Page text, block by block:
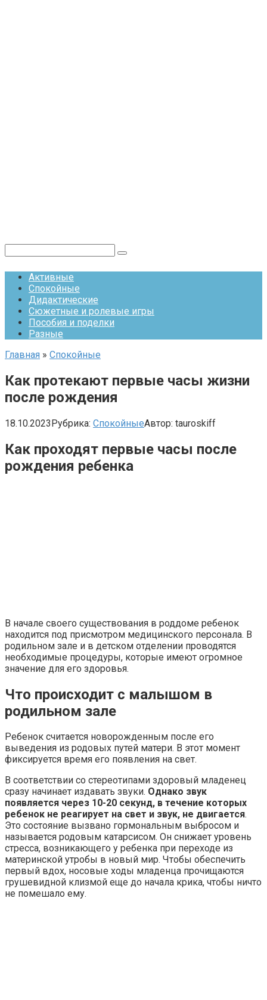
Активные
Спокойные
Дидактические
Сюжетные и ролевые игры
Пособия и поделки
Разные
Главная » Спокойные
Как протекают первые часы жизни
после рождения
18.10.2023Рубрика: СпокойныеАвтор: tauroskiff
Как проходят первые часы после
рождения ребенка
В начале своего существования в роддоме ребенок
находится под присмотром медицинского персонала. В
родильном зале и в детском отделении проводятся
необходимые процедуры, которые имеют огромное
значение для его здоровья.
Что происходит с малышом в
родильном зале
Ребенок считается новорожденным после его
выведения из родовых путей матери. В этот момент
фиксируется время его появления на свет.
В соответствии со стереотипами здоровый младенец
сразу начинает издавать звуки. Однако звук
появляется через 10-20 секунд, в течение которых
ребенок не реагирует на свет и звук, не двигается.
Это состояние вызвано гормональным выбросом и
называется родовым катарсисом. Он снижает уровень
стресса, возникающего у ребенка при переходе из
материнской утробы в новый мир. Чтобы обеспечить
первый вдох, носовые ходы младенца прочищаются
грушевидной клизмой еще до начала крика, чтобы ничто
не помешало ему.